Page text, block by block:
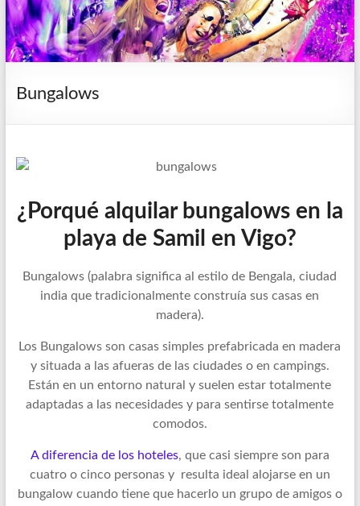
Bungalows
¿Porqué alquilar bungalows en la
playa de Samil en Vigo?
Bungalows (palabra significa al estilo de Bengala, ciudad
india que tradicionalmente construía sus casas en
madera).
Los Bungalows son casas simples prefabricada en madera
y situada a las afueras de las ciudades o en campings.
Están en un entorno natural y suelen estar totalmente
adaptadas a las necesidades y para sentirse totalmente
comodos.
A diferencia de los hoteles, que casi siempre son para
cuatro o cinco personas y resulta ideal alojarse en un
bungalow cuando tiene que hacerlo un grupo de amigos o